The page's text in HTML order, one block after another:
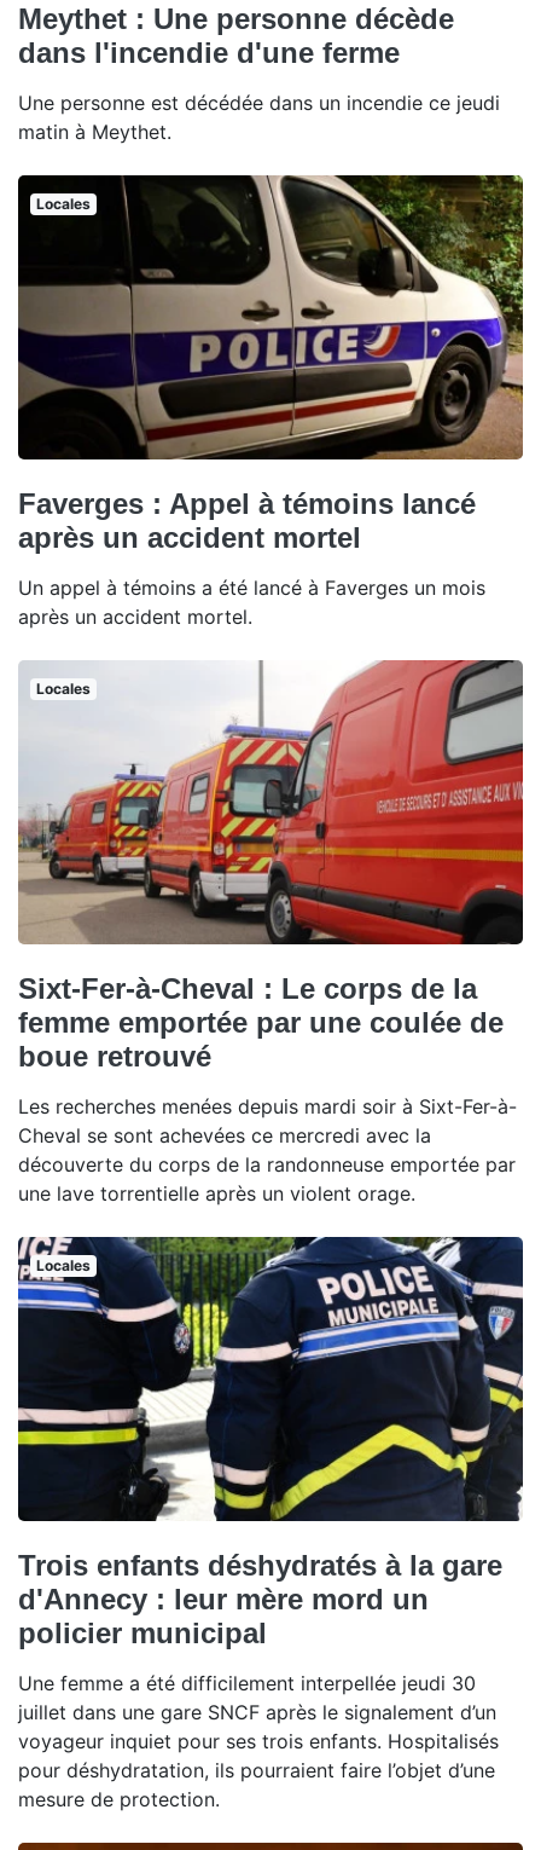
Meythet : Une personne décède
dans l'incendie d'une ferme
Une personne est décédée dans un incendie ce jeudi
matin à Meythet.
Locales
Faverges : Appel à témoins lancé
après un accident mortel
Un appel à témoins a été lancé à Faverges un mois
après un accident mortel.
Locales
Sixt-Fer-à-Cheval : Le corps de la
femme emportée par une coulée de
boue retrouvé
Les recherches menées depuis mardi soir à Sixt-Fer-à-
Cheval se sont achevées ce mercredi avec la
découverte du corps de la randonneuse emportée par
une lave torrentielle après un violent orage.
Locales
Trois enfants déshydratés à la gare
d'Annecy : leur mère mord un
policier municipal
Une femme a été difficilement interpellée jeudi 30
juillet dans une gare SNCF après le signalement d’un
voyageur inquiet pour ses trois enfants. Hospitalisés
pour déshydratation, ils pourraient faire l’objet d’une
mesure de protection.